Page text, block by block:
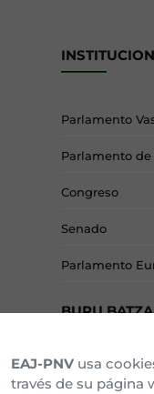
Parlamento
Parlamento de
Congreso
Senado
Parlamento
BURU
Araba Buru
EAJ-PNV usa
través de su página